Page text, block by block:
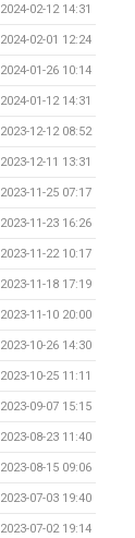
2024-02-12 14:31
2024-02-01 12:24
2024-01-26 10:14
2024-01-12 14:31
2023-12-12 08:52
2023-12-11 13:31
2023-11-25 07:17
2023-11-23 16:26
2023-11-22 10:17
2023-11-18 17:19
2023-11-10 20:00
2023-10-26 14:30
2023-10-25 11:11
2023-09-07 15:15
2023-08-23 11:40
2023-08-15 09:06
2023-07-03 19:40
2023-07-02 19:14